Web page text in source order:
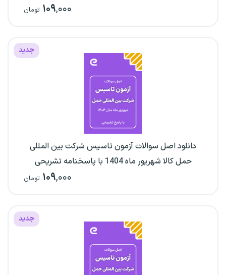
۱۰۹,۰۰۰ تومان
جدید
دانلود اصل سوالات آزمون تاسیس شرکت بین المللی
حمل کالا شهریور ماه 1404 با پاسخنامه تشریحی
۱۰۹,۰۰۰ تومان
جدید